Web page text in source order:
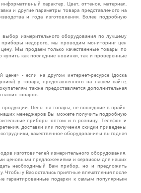
характер. Цвет, оттенок, материал,
и другие параметры товара представленого на
и года изготовления. Более подробную
измерительного оборудования по лучшему
недорого, мы проводим мониторинг цен
Мы продаем только качественные товары по
как последние новинки, так и проверенные
- если на другом интернет-ресурсе (доска
у товара, представленного на нашем сайте,
также предоставляется дополнительная
товаров.
продукции. Цены на товары, не вошедшие в прайс-
менеджеров Вы можете получить подробную
приборы оптом и в розницу. Телефон и
доставки или получения скидки приведены
качественное оборудование и выгодная
изготовителей измерительного оборудования.
ценовыми предложениями и сервисом для наших
необходимый Вам прибор, но и предложить
Чтобы у Вас остались приятные впечатления после
гарантированные подарки к самым популярным